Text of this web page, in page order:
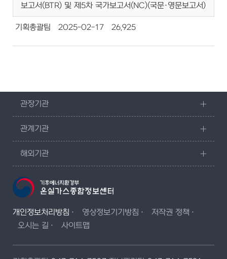
보고서(BTR) 및 제5차 국가보고서(NC)(국문·영문보고서)
기획총괄팀 2025-02-17 26,925
관장기관
관계기관
해외기관
개인정보처리방침 영상정보기기방침
저작권 정책
오시는 길
사이트맵